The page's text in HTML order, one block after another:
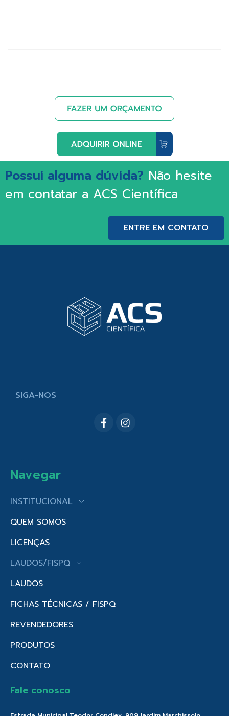
Possui alguma dúvida? Não hesite
em contatar a ACS Científica
ENTRE EM CONTATO
SIGA-NOS
Navegar
INSTITUCIONAL
QUEM SOMOS
LICENÇAS
LAUDOS/FISPQ
LAUDOS
FICHAS TÉCNICAS / FISPQ
REVENDEDORES
PRODUTOS
CONTATO
Fale conosco